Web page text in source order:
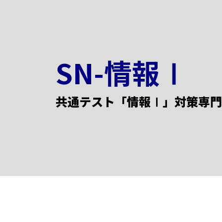
SN-情報Ⅰ
共通テスト「情報Ⅰ」対策専